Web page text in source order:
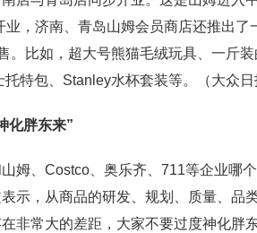
业，济南、青岛山姆会员商店还推出
。比如，超大号熊猫毛绒玩具、一斤
特包、Stanley水杯套装等。（大众日
化胖东来”
姆、Costco、奥乐齐、711等企业哪
示，从商品的研发、规划、质量、品
非常大的差距，大家不要过度神化胖